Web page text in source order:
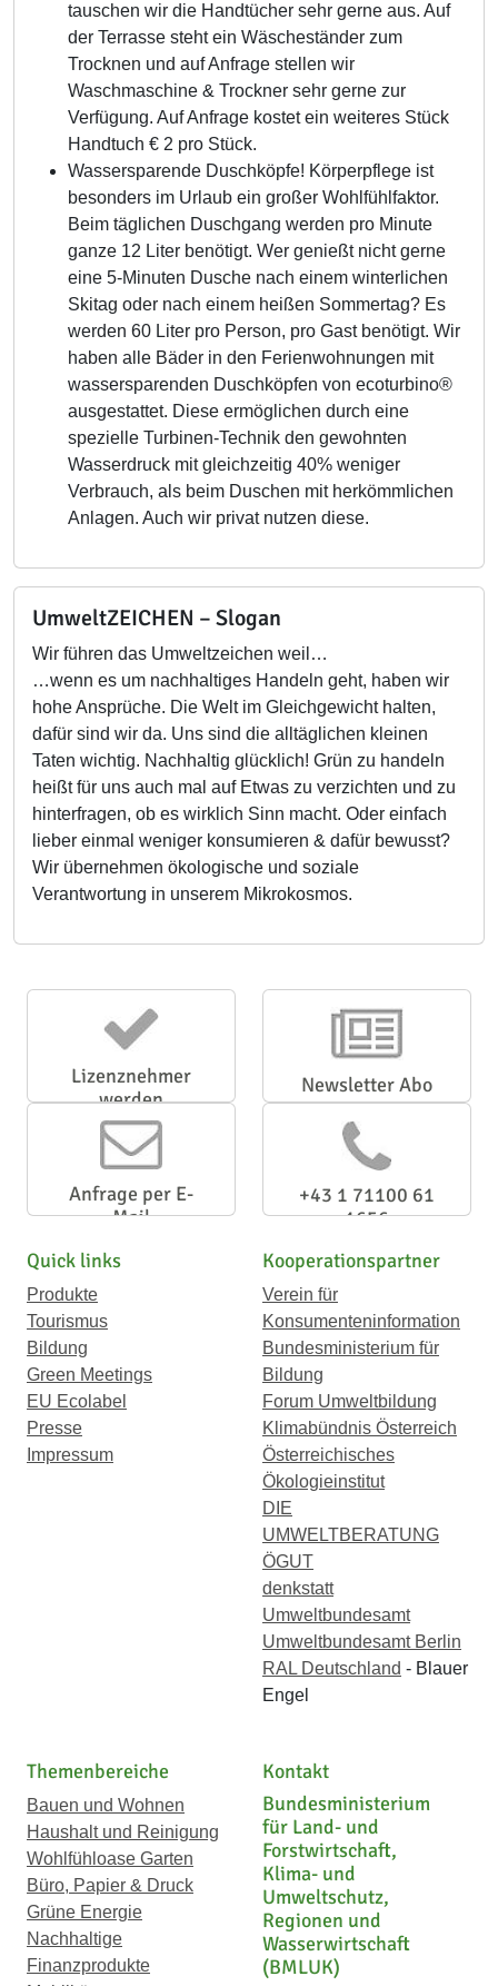
tauschen wir die Handtücher sehr gerne aus. Auf
der Terrasse steht ein Wäscheständer zum
Trocknen und auf Anfrage stellen wir
Waschmaschine & Trockner sehr gerne zur
Verfügung. Auf Anfrage kostet ein weiteres Stück
Handtuch € 2 pro Stück.
Wassersparende Duschköpfe! Körperpflege ist
besonders im Urlaub ein großer Wohlfühlfaktor.
Beim täglichen Duschgang werden pro Minute
ganze 12 Liter benötigt. Wer genießt nicht gerne
eine 5-Minuten Dusche nach einem winterlichen
Skitag oder nach einem heißen Sommertag? Es
werden 60 Liter pro Person, pro Gast benötigt. Wir
haben alle Bäder in den Ferienwohnungen mit
wassersparenden Duschköpfen von ecoturbino®
ausgestattet. Diese ermöglichen durch eine
spezielle Turbinen-Technik den gewohnten
Wasserdruck mit gleichzeitig 40% weniger
Verbrauch, als beim Duschen mit herkömmlichen
Anlagen. Auch wir privat nutzen diese.
UmweltZEICHEN – Slogan
Wir führen das Umweltzeichen weil…
…wenn es um nachhaltiges Handeln geht, haben wir
hohe Ansprüche. Die Welt im Gleichgewicht halten,
dafür sind wir da. Uns sind die alltäglichen kleinen
Taten wichtig. Nachhaltig glücklich! Grün zu handeln
heißt für uns auch mal auf Etwas zu verzichten und zu
hinterfragen, ob es wirklich Sinn macht. Oder einfach
lieber einmal weniger konsumieren & dafür bewusst?
Wir übernehmen ökologische und soziale
Verantwortung in unserem Mikrokosmos.
Lizenznehmer
werden
Newsletter Abo
Anfrage per E-
Mail
+43 1 71100 61
1656
Quick links
Produkte
Tourismus
Bildung
Green Meetings
EU Ecolabel
Presse
Impressum
Kooperationspartner
Verein für
Konsumenteninformation
Bundesministerium für
Bildung
Forum Umweltbildung
Klimabündnis Österreich
Österreichisches
Ökologieinstitut
DIE
UMWELTBERATUNG
ÖGUT
denkstatt
Umweltbundesamt
Umweltbundesamt Berlin
RAL Deutschland - Blauer
Engel
Themenbereiche
Bauen und Wohnen
Haushalt und Reinigung
Wohlfühloase Garten
Büro, Papier & Druck
Grüne Energie
Nachhaltige
Finanzprodukte
Kontakt
Bundesministerium
für Land- und
Forstwirtschaft,
Klima- und
Umweltschutz,
Regionen und
Wasserwirtschaft
(BMLUK)